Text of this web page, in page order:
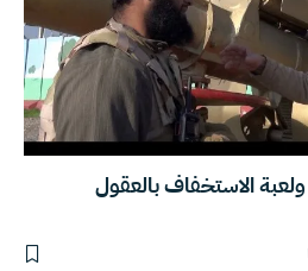
الاستخفاف بالعقول